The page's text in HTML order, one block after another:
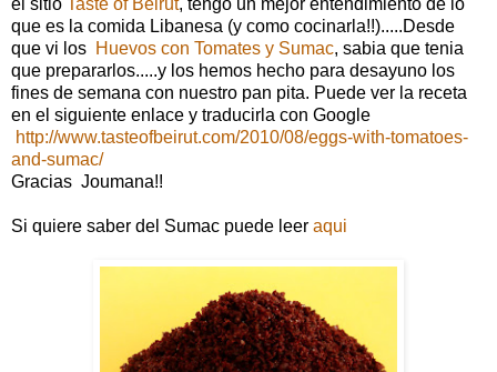
que es la comida Libanesa (y como cocinarla!!).....Desde
que vi los Huevos con Tomates y Sumac, sabia que tenia
que prepararlos.....y los hemos hecho para desayuno los
fines de semana con nuestro pan pita. Puede ver la receta
en el siguiente enlace y traducirla con Google
http://www.tasteofbeirut.com/2010/08/eggs-with-tomatoes-
and-sumac/
Gracias Joumana!!
Si quiere saber del Sumac puede leer aqui